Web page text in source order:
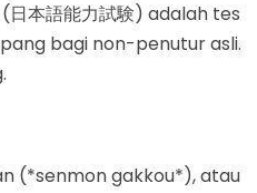
本語能力試験) adalah tes
bagi non-penutur asli.
(*senmon gakkou*), atau